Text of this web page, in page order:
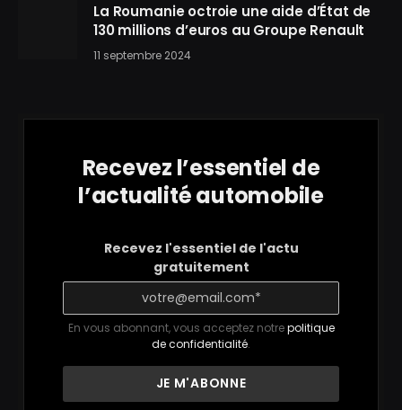
La Roumanie octroie une aide d’État de
130 millions d’euros au Groupe Renault
11 septembre 2024
Recevez l’essentiel de
l’actualité automobile
Recevez l'essentiel de l'actu
gratuitement
En vous abonnant, vous acceptez notrepolitique
de confidentialité.